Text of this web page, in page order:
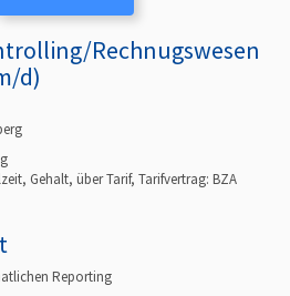
Rechnugswesen
d)
Gehalt, über Tarif, Tarifvertrag: BZA
Reporting